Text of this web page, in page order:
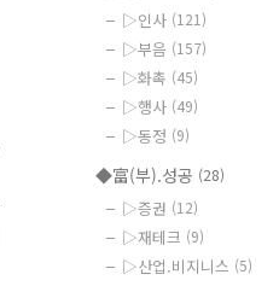
▷인사 (121)
▷부음 (157)
▷화촉 (45)
▷행사 (49)
▷동정 (9)
◆富(부).성공 (28)
▷증권 (12)
▷재테크 (9)
▷산업.비지니스 (5)